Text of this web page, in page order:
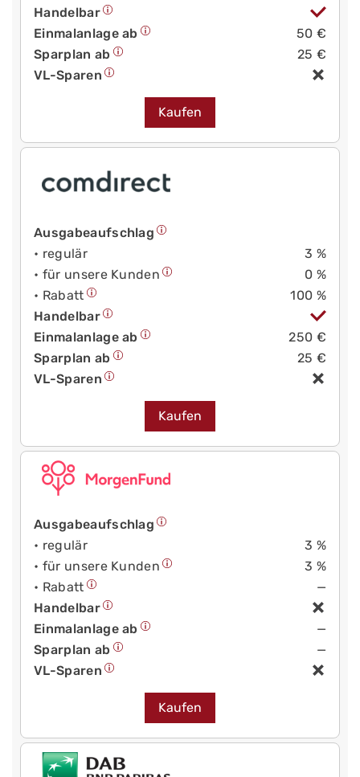
Handelbar
Einmalanlage ab
50 €
Sparplan ab
25 €
VL-Sparen
Kaufen
Ausgabeaufschlag
• regulär
3 %
• für unsere Kunden
0 %
• Rabatt
100 %
Handelbar
Einmalanlage ab
250 €
Sparplan ab
25 €
VL-Sparen
Kaufen
Ausgabeaufschlag
• regulär
3 %
• für unsere Kunden
3 %
• Rabatt
—
Handelbar
Einmalanlage ab
—
Sparplan ab
—
VL-Sparen
Kaufen